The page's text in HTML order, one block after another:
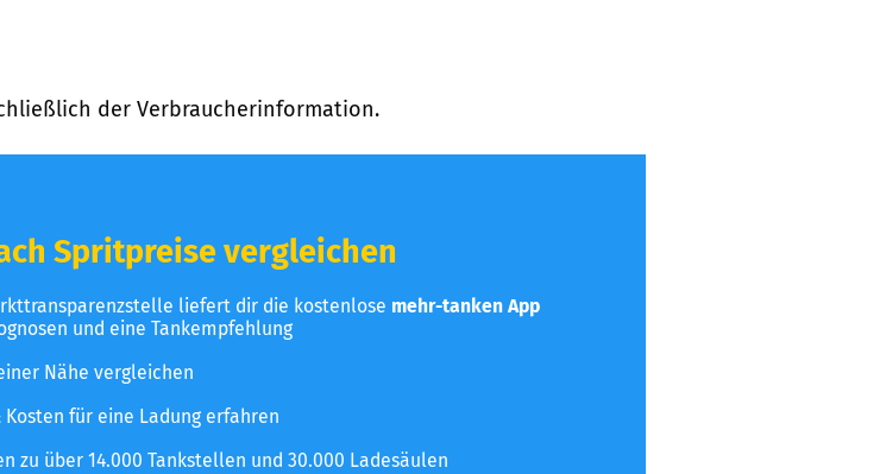
der Verbraucherinformation.
Spritpreise vergleichen
liefert dir die kostenlose mehr-tanken App
und eine Tankempfehlung
Nähe vergleichen
für eine Ladung erfahren
zu über 14.000 Tankstellen und 30.000 Ladesäulen